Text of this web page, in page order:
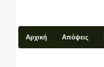
Αρχική Απόψεις